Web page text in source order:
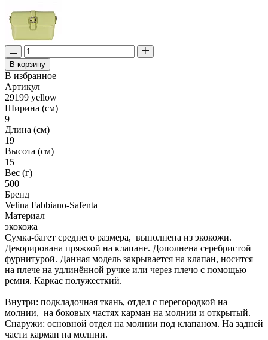
В корзину
В избранное
Артикул
29199 yellow
Ширина (см)
9
Длина (см)
19
Высота (см)
15
Вес (г)
500
Бренд
Velina Fabbiano-Safenta
Материал
экокожа
Сумка-багет среднего размера, выполнена из экокожи.
Декорирована пряжкой на клапане. Дополнена серебристой
фурнитурой. Данная модель закрывается на клапан, носится
на плече на удлинённой ручке или через плечо с помощью
ремня. Каркас полужесткий.
Внутри: подкладочная ткань, отдел с перегородкой на
молнии, на боковых частях карман на молнии и открытый.
Снаружи: основной отдел на молнии под клапаном. На задней
части карман на молнии.